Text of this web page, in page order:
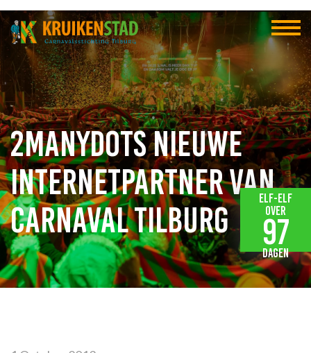
2manydots nieuwe
internetpartner van
carnaval Tilburg
Elf-elf
over
97
dagen